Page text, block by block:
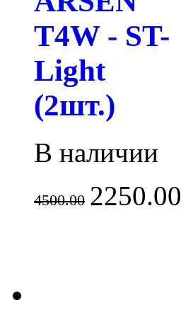
T4W - ST-
Light
(2шт.)
В наличии
4500.00 2250.00